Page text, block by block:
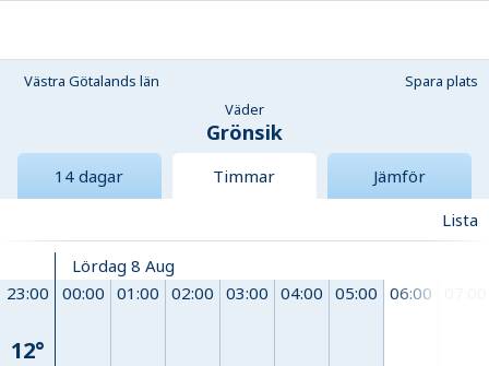
Västra Götalands län
Spara plats
Väder
Grönsik
14 dagar Timmar
Jämför
Lista
23:00
12°
Lördag 8 Aug
00:00 01:00 02:00 03:00 04:00 05:00 06:00